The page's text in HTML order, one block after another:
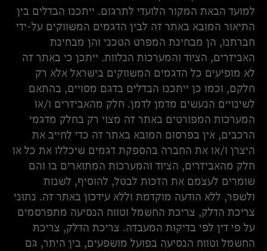
למועד הבאת המקור הלועדי לתרגום. ייתכנו הבדלים בין
התיאור המובא באתר זה לבין הדגמים המשווקים על-ידי
חברתנו, הן מבחינת המפרט הטכני והן מבחינת
האביזרים, הציוד והמערכות הנלוות. ייתכן כי באתר זה
לא מופיעים כל הדגמים המשווקים בישראל אלא רק
חלקם, וכמו כן ייתכנו הבדלים בדגם מסויים, בהתאם
לשינויים הנעשים מדמן לדמן. חלק מהאביזרים ו/או
המערכות המפורטים באתר זה מצוי רק בחלק מדגמי
הרכבים, אין בפרסום המובא באתר זה כדי לחייב את
היצרן ו/או את החברה בהספקת דגמים שיכללו את כל או
חלק מהאביזרים, הציוד והמערכות המתוארים בו והם
שומרים לעצמם את הזכות לבטל, להוסיף, לשנות
ולשפר, ללא הודעה מוקדמת וללא עידכון באתר זה. נתוני
צריכת הדלק, צריכת החשמל וטווח הנסיעה מתפרסמים
על פי דין לפי בדיקות המעבדה. צריכת הדלק, צריכת
החשמל וטווח הנסיעה בפועל מושפעים, בין היתר, גם